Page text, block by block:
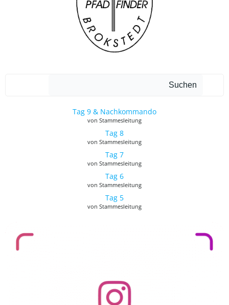
Suchen
Tag 9 & Nachkommando
von Stammesleitung
Tag 8
von Stammesleitung
Tag 7
von Stammesleitung
Tag 6
von Stammesleitung
Tag 5
von Stammesleitung